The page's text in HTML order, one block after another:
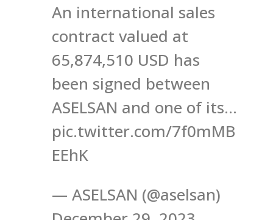
An international sales
contract valued at
65,874,510 USD has
been signed between
ASELSAN and one of its…
pic.twitter.com/7f0mMB
EEhK
— ASELSAN (@aselsan)